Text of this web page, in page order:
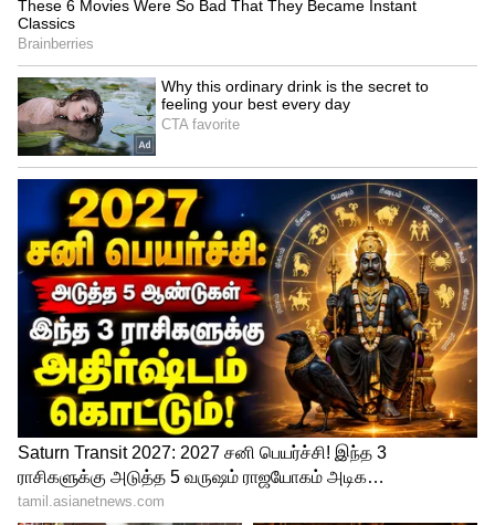
Good Bad Ugly Movie
இந்நிலையில் பிரபல யூட்யூப் சேனல் ஒன்று
வெளியிட்டுள்ள தகவலின்படி "குட் பேட்
அக்லி" திரைப்படத்தில் தல அஜித் அவர்கள்
மூன்று கதாபாத்திரத்தில் நடிக்க உள்ளதாக
கூறப்படுகிறது. நீண்ட முடியுடன் ஒரு
கதாபாத்திரம், அவருடைய இயல்பான
லூக்கான வெள்ளை நிற தலையுடனும்
மற்றொரு கதாபாத்திரம், மேலும் கருமை
நிற தலையிடனும் மற்றொரு கதாபாத்திரம்
என்று கூறப்படுகிறது. ஏற்கனவே தல அஜித்
அவருடைய வரலாறு படத்தில் 3